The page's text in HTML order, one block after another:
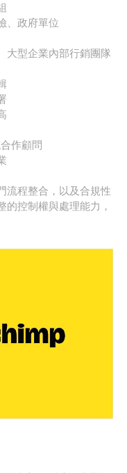
、政府單位
大型企業內部行銷團隊
作顧問
流程整合，以及合規性
的控制權與處理能力，